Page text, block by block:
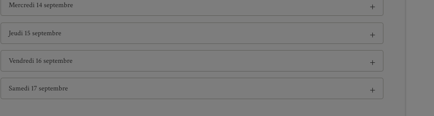
Mercredi 14 septembre
Jeudi 15 septembre
Vendredi 16 septembre
Samedi 17 septembre